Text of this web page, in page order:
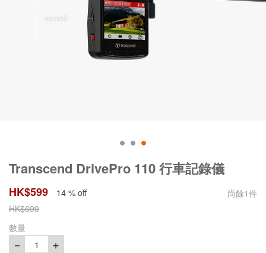
Transcend DrivePro 110 行車記錄儀
HK$599 14 % off 尚餘1件
HK$699
數量
－ 1
＋